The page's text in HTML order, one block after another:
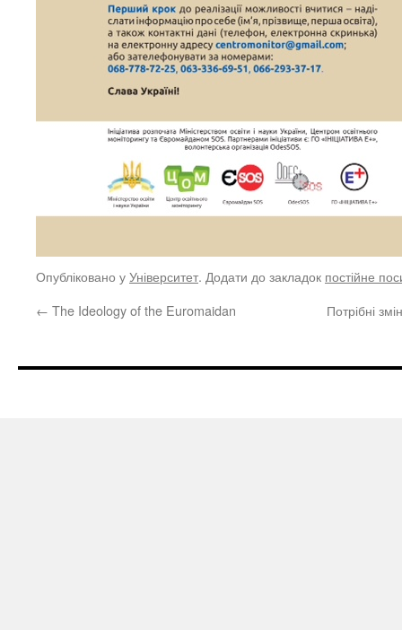
Опубліковано уУніверситет. Додати до закладок постійне
← The Ideology of the Euromaidan Потрібні